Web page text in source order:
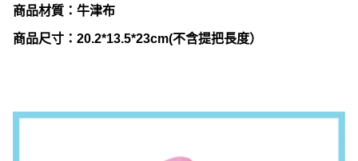
商品材質：牛津布
商品尺寸：20.2*13.5*23cm(不含提把長度）